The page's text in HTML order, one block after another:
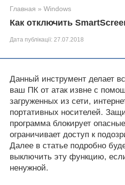
Главная » Windows
Как отключить
Дата публікації: 27.07.2018
Данный инструмент делает
ваш ПК от атак извне с
загруженных из сети,
портативных носителей.
программа блокирует
ограничивает доступ к
Далее в статье подробно
выключить эту функцию,
ненужной.